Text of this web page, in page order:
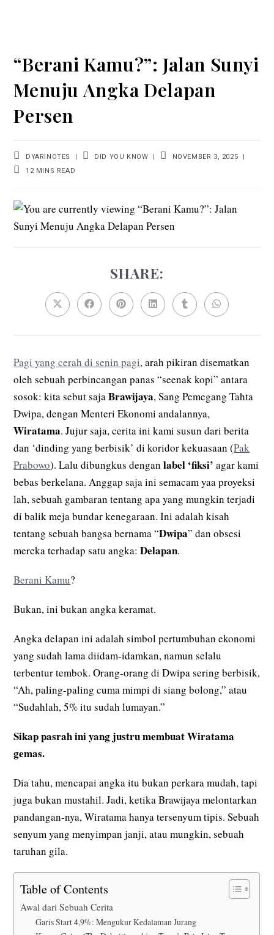
“Berani Kamu?”: Jalan Sunyi
Menuju Angka Delapan
Persen
POST
AUTHOR:
DYARINOTES
POSTDID YOU KNOW
POSTNOVEMBER 3, 2025
READING
12 MINS READ
SHARE:
Opens
in
new
Opens
in
new
Opens
in
new
Opens
in
new
Opens
in
new
Opens
in
new
Pagi yang cerah di senin pagi, arah pikiran disematkan
oleh sebuah perbincangan panas “seenak kopi” antara
sosok: kita sebut sajaBrawijaya, Sang Pemegang Tahta
Dwipa, dengan Menteri Ekonomi andalannya,
Wiratama. Jujur saja, cerita ini kami susun dari berita
dan ‘dinding yang berbisik’ di koridor kekuasaan (Pak
Prabowo). Lalu dibungkus denganlabel ‘fiksi’ agar kami
bebas berkelana. Anggap saja ini semacam yaa proyeksi
lah, sebuah gambaran tentang apa yang mungkin terjadi
di balik meja bundar kenegaraan. Ini adalah kisah
tentang sebuah bangsa bernama “Dwipa” dan obsesi
mereka terhadap satu angka:Delapan.
Berani Kamu?
Bukan, ini bukan angka keramat.
Angka delapan ini adalah simbol pertumbuhan ekonomi
yang sudah lama diidam-idamkan, namun selalu
terbentur tembok. Orang-orang di Dwipa sering berbisik,
“Ah, paling-paling cuma mimpi di siang bolong,” atau
“Sudahlah, 5% itu sudah lumayan.”
Sikap pasrah ini yang justru membuat Wiratama
gemas.
Dia tahu, mencapai angka itu bukan perkara mudah, tapi
juga bukan mustahil. Jadi, ketika Brawijaya melontarkan
pandangan-nya, Wiratama hanya tersenyum tipis. Sebuah
senyum yang menyimpan janji, atau mungkin, sebuah
taruhan gila.
Table of Contents
Awal dari Sebuah Cerita
Garis Start 4,9%: Mengukur Kedalaman Jurang